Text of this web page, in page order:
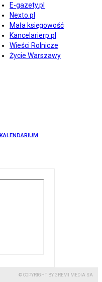
E-gazety.pl
Nexto.pl
Mała księgowość
Kancelarierp.pl
Wieści Rolnicze
Życie Warszawy
KALENDARIUM
© COPYRIGHT BY GREMI MEDIA SA